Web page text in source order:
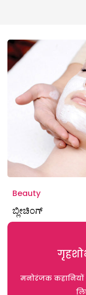
Beauty
ಬ್ಲೀಚಿಂಗ್
मनोरंजक